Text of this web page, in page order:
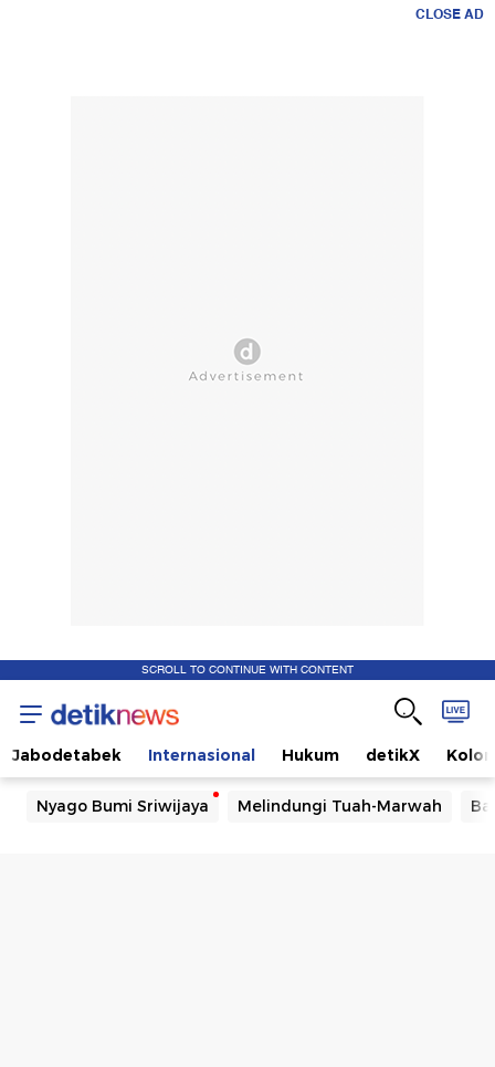
CLOSE AD
SCROLL TO CONTINUE WITH CONTENT
Jabodetabek Internasional Hukum detikX
Nyago Bumi Sriwijaya Melindungi Tuah-Marwah